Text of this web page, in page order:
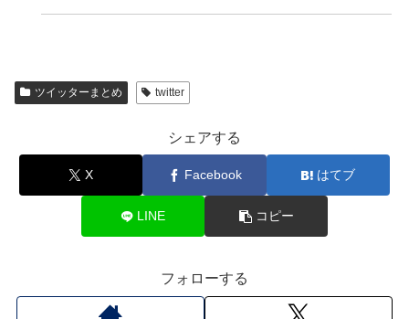
ツイッターまとめ twitter
シェアする
X Facebook はてブ
LINE コピー
フォローする